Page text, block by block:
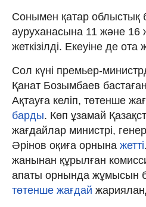
Сонымен қатар облыстық
ауруханасына 11 және 16
жеткізілді. Екеуіне де
Сол күні премьер-
Қанат Бозымбаев бастаған
Ақтауға келіп, төтенше
барды. Көп ұзамай
жағдайлар министрі,
Әрінов оқиға орнына жетті
жанынан құрылған
апаты орнында жұмысын
төтенше жағдай